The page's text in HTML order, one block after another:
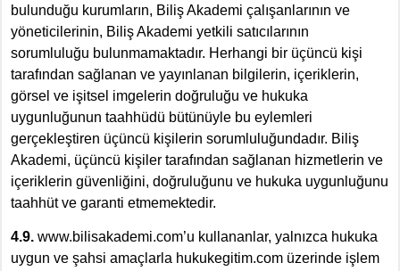
bulunduğu kurumların, Biliş Akademi çalışanlarının ve
yöneticilerinin, Biliş Akademi yetkili satıcılarının
sorumluluğu bulunmamaktadır. Herhangi bir üçüncü kişi
tarafından sağlanan ve yayınlanan bilgilerin, içeriklerin,
görsel ve işitsel imgelerin doğruluğu ve hukuka
uygunluğunun taahhüdü bütünüyle bu eylemleri
gerçekleştiren üçüncü kişilerin sorumluluğundadır. Biliş
Akademi, üçüncü kişiler tarafından sağlanan hizmetlerin ve
içeriklerin güvenliğini, doğruluğunu ve hukuka uygunluğunu
taahhüt ve garanti etmemektedir.
4.9. www.bilisakademi.com’u kullananlar, yalnızca hukuka
uygun ve şahsi amaçlarla hukukegitim.com üzerinde işlem